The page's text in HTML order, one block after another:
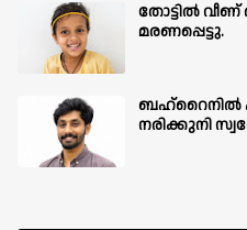
തോട്ടിൽ
മരണപ്പെട്ടു.
ബഹ്‌റൈനിൽ
നരിക്കുനി